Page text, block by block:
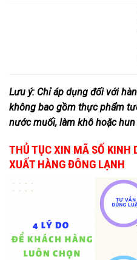
Lưu ý: Chỉ áp dụng đối với
không bao gồm thực phẩm
nước muối, làm khô hoặc hun
THỦ TỤC XIN MÃ SỐ KINH
XUẤT HÀNG ĐÔNG LẠNH